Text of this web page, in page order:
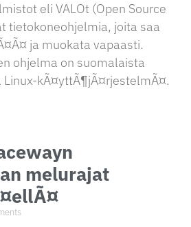
eli VALOt (Open Source
tietokoneohjelmia, joita saa
ja muokata vapaasti.
ohjelma on suomalaista
kÃ¤yttÃ¶jÃ¤rjestelmÃ¤.
melurajat